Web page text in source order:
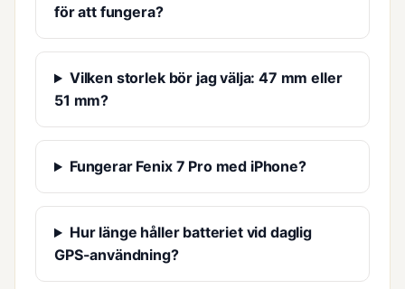
för att fungera?
Vilken storlek bör jag välja: 47 mm eller
51 mm?
Fungerar Fenix 7 Pro med iPhone?
Hur länge håller batteriet vid daglig
GPS-användning?